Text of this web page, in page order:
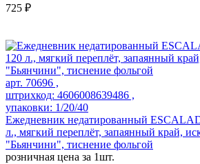
725 ₽
арт. 70696 ,
штрихкод: 4606008639486 ,
упаковки: 1/20/40
Ежедневник недатированный
л., мягкий переплёт, запаянный край,
"Бьянчини", тиснение фольгой
розничная цена за 1шт.